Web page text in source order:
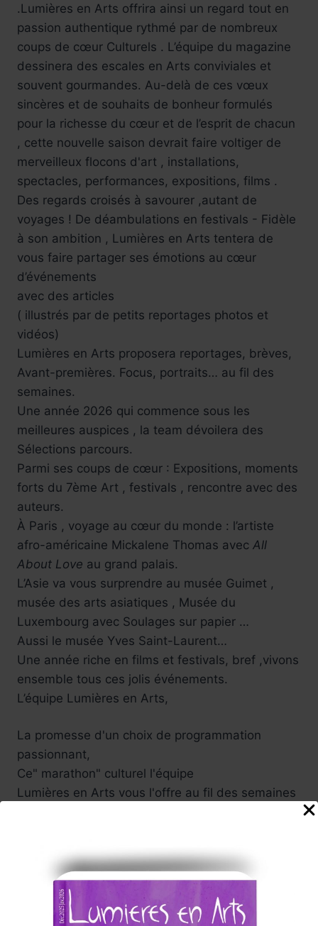
.Lumières en Arts offrira ainsi un regard tout en
passion authentique rythmé par de nombreux
coups de cœur Culturels . L’équipe du magazine
dessinera des escales en Arts conviviales et
souvent gourmandes. Au-delà de ces vœux
sincères et de souhaits de bonheur formulés
pour la richesse du cœur et de l’esprit de chacun
, cette nouvelle saison devrait faire voltiger de
merveilleux flocons d'art , installations,
spectacles, performances, expositions, films .
Des regards croisés à savourer ,autant de
voyages ! De déambulations en festivals - Fidèle
à son ambition , Lumières en Arts tentera de
vous faire partager ses émotions au cœur
d’événements
avec des articles
( illustrés par de petits reportages photos et
vidéos)
Lumières en Arts proposera reportages, brèves,
Avant-premières. Focus, portraits… au fil des
semaines.
Une année 2026 qui commence sous les
meilleures auspices , la team dévoilera des
Sélections parcours.
Parmi ses coups de cœur : Expositions, moments
forts du 7ème Art , festivals , rencontre avec des
auteurs.
À Paris , voyage au cœur du monde : l’artiste
afro-américaine Mickalene Thomas avec All
About Love au grand palais.
L’Asie va vous surprendre au musée Guimet ,
musée des arts asiatiques , Musée du
Luxembourg avec Soulages sur papier …
Aussi le musée Yves Saint-Laurent…
Une année riche en films et festivals, bref ,vivons
ensemble tous ces jolis événements.
L’équipe Lumières en Arts,
La promesse d'un choix de programmation
passionnant,
Ce" marathon" culturel l'équipe
Lumières en Arts vous l'offre au fil des semaines
ces voyages en arts !
Tels sont nos souhaits enthousiastes ....
Participez vous aussi à cette